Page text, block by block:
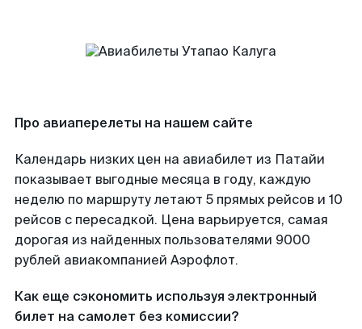
Про авиаперелеты на нашем сайте
Календарь низких цен на авиабилет из Патайи
показывает выгодные месяца в году, каждую
неделю по маршруту летают 5 прямых рейсов и 10
рейсов с пересадкой. Цена варьируется, самая
дорогая из найденных пользователями 9000
рублей авиакомпанией Аэрофлот.
Как еще сэкономить используя электронный
билет на самолет без комиссии?